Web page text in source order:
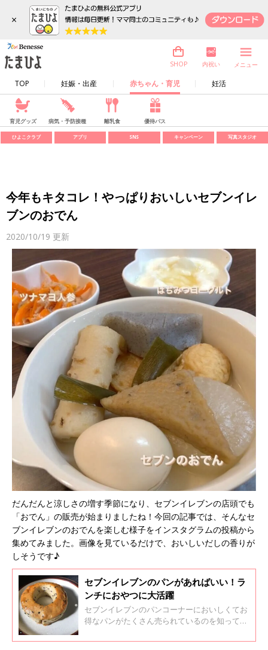
×
TOP 妊娠・出産 赤ちゃん・育児 妊活
SHOP 内祝い メニュー
育児グッズ 病気・予防接種 離乳食 優待パス
ひよこクラブ アプリ SNS キャンペーン 写真スタジオ
今年もキタコレ！やっぱりおいしいセブンイレ
ブンのおでん
2020/10/19 更新
だんだんと涼しさの増す季節になり、セブンイレブンの店頭でも
「おでん」の販売が始まりましたね！今回の記事では、そんなセ
ブンイレブンのおでんを楽しむ様子をインスタグラムの投稿から
集めてみました。画像を見ているだけで、おいしいだしの香りが
しそうです♪
セブンイレブンのパンがあればいい！ラ
ンチにおやつに大活躍
セブンイレブンのパンコーナーにおいしくてお
得なパンがたくさん売られているのを知ってい
からおすすめのセブンイレブンのパンをご紹介